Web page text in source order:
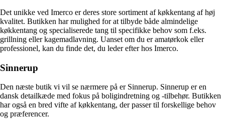
Det unikke ved Imerco er deres store sortiment af køkkentang af høj
kvalitet. Butikken har mulighed for at tilbyde både almindelige
køkkentang og specialiserede tang til specifikke behov som f.eks.
grillning eller kagemadlavning. Uanset om du er amatørkok eller
professionel, kan du finde det, du leder efter hos Imerco.
Sinnerup
Den næste butik vi vil se nærmere på er Sinnerup. Sinnerup er en
dansk detailkæde med fokus på boligindretning og -tilbehør. Butikken
har også en bred vifte af køkkentang, der passer til forskellige behov
og præferencer.